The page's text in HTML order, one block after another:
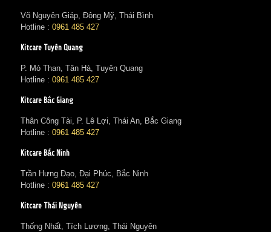
Võ Nguyên Giáp, Đông Mỹ, Thái Bình
Hotline : 0961 485 427
Kitcare Tuyên Quang
P. Mỏ Than, Tân Hà, Tuyên Quang
Hotline : 0961 485 427
Kitcare Bắc Giang
Thân Công Tài, P. Lê Lợi, Thái An, Bắc Giang
Hotline : 0961 485 427
Kitcare Bắc Ninh
Trần Hưng Đạo, Đại Phúc, Bắc Ninh
Hotline : 0961 485 427
Kitcare Thái Nguyên
Thống Nhất, Tích Lương, Thái Nguyên